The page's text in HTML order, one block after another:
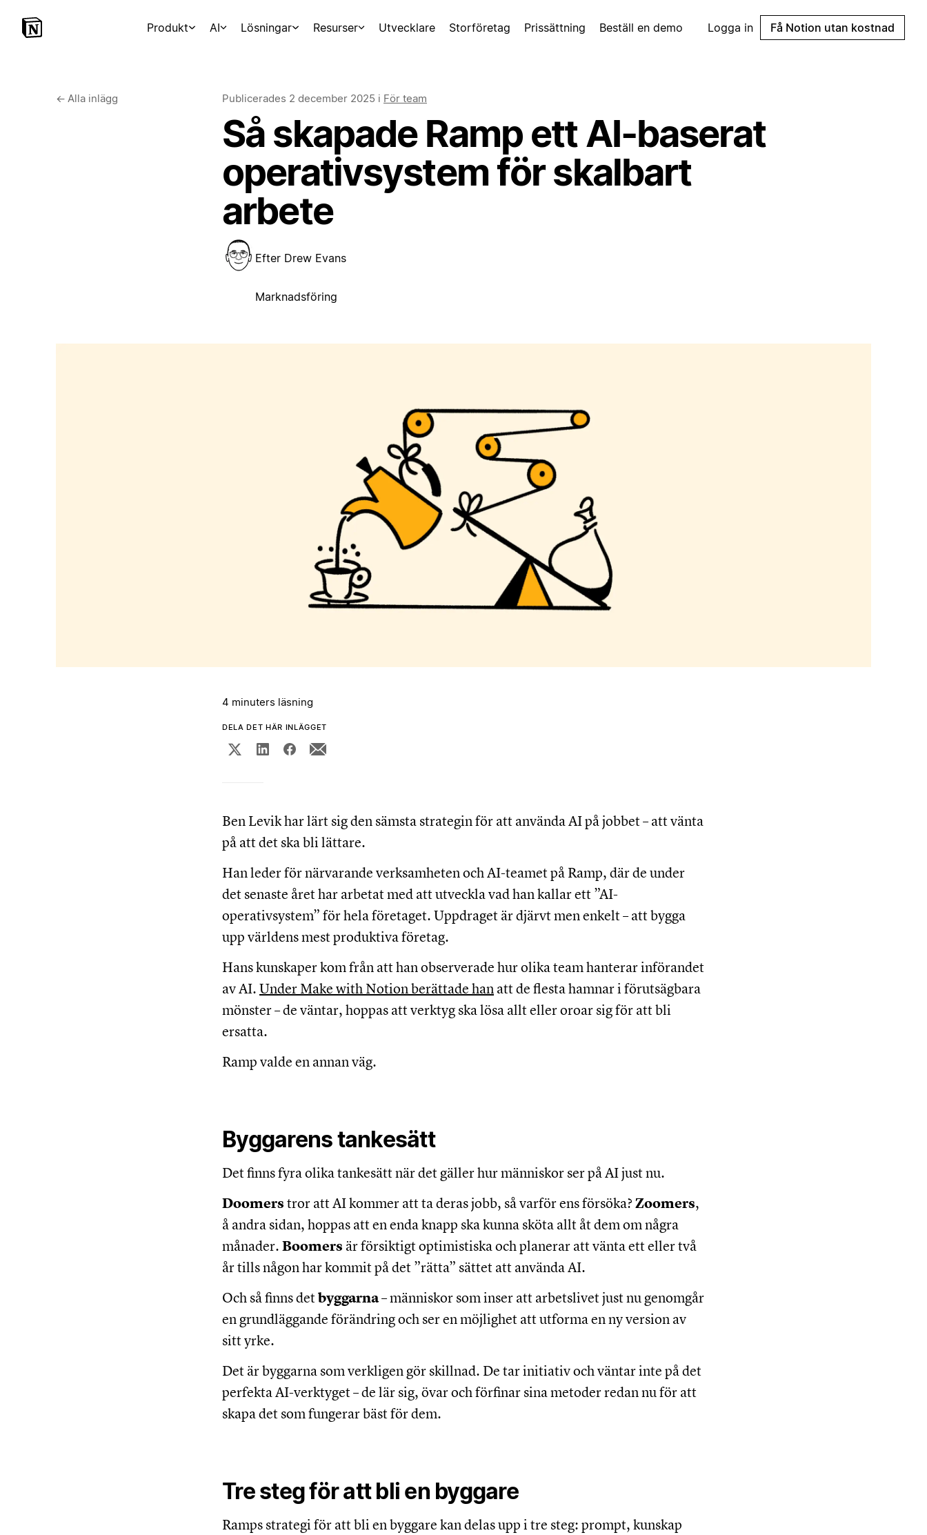
Produkt AI Lösningar Resurser Utvecklare Storföretag Prissättning Beställ en demo Logga in Få Notion utan kostnad
← Alla inlägg Publicerades 2 december 2025 i För team
Så skapade Ramp ett AI-baserat
operativsystem för skalbart
arbete
Efter Drew Evans
Marknadsföring
4 minuters läsning
DELA DET HÄR INLÄGGET
Ben Levik har lärt sig den sämsta strategin för att använda AI på jobbet – att vänta
på att det ska bli lättare.
Han leder för närvarande verksamheten och AI-teamet på Ramp, där de under
det senaste året har arbetat med att utveckla vad han kallar ett ”AI-
operativsystem” för hela företaget. Uppdraget är djärvt men enkelt – att bygga
upp världens mest produktiva företag.
Hans kunskaper kom från att han observerade hur olika team hanterar införandet
av AI. Under Make with Notion berättade han att de flesta hamnar i förutsägbara
mönster – de väntar, hoppas att verktyg ska lösa allt eller oroar sig för att bli
ersatta.
Ramp valde en annan väg.
Byggarens tankesätt
Det finns fyra olika tankesätt när det gäller hur människor ser på AI just nu.
Doomers tror att AI kommer att ta deras jobb, så varför ens försöka? Zoomers,
å andra sidan, hoppas att en enda knapp ska kunna sköta allt åt dem om några
månader. Boomers är försiktigt optimistiska och planerar att vänta ett eller två
år tills någon har kommit på det ”rätta” sättet att använda AI.
Och så finns detbyggarna– människor som inser att arbetslivet just nu genomgår
en grundläggande förändring och ser en möjlighet att utforma en ny version av
sitt yrke.
Det är byggarna som verkligen gör skillnad. De tar initiativ och väntar inte på det
perfekta AI-verktyget – de lär sig, övar och förfinar sina metoder redan nu för att
skapa det som fungerar bäst för dem.
Tre steg för att bli en byggare
Ramps strategi för att bli en byggare kan delas upp i tre steg: prompt, kunskap